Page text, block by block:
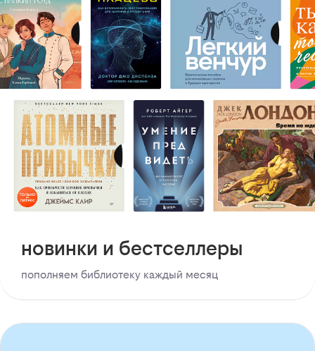
новинки и бестселлеры
пополняем библиотеку каждый месяц